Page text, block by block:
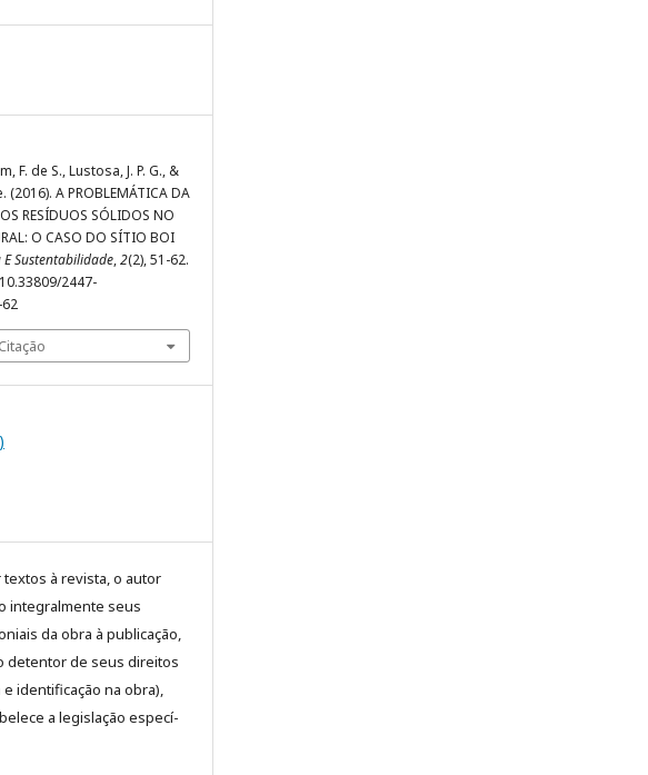
F. de S., Lustosa, J. P. G., &
(2016). A PROBLEMÁTICA DA
RESÍDUOS SÓLIDOS NO
O CASO DO SÍTIO BOI
E Sustentabilidade,2(2), 51-62.
2447-
textos à revista, o autor
integralmente seus
da obra à publicação,
detentor de seus direitos
identificação na obra),
a legislação especí­